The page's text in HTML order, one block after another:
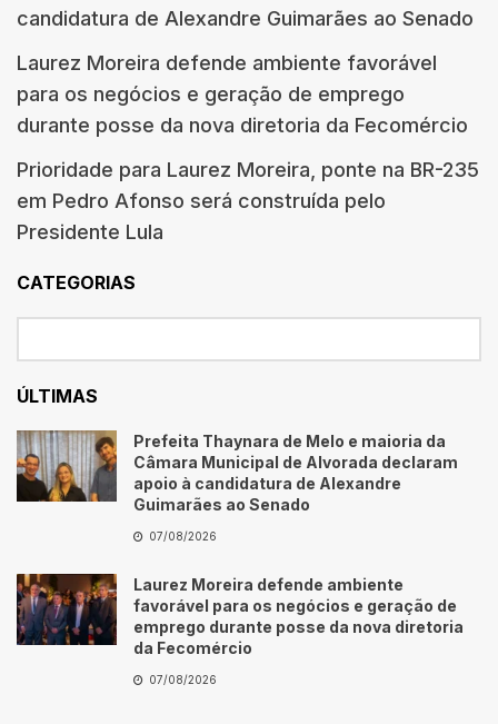
candidatura de Alexandre Guimarães ao Senado
Laurez Moreira defende ambiente favorável
para os negócios e geração de emprego
durante posse da nova diretoria da Fecomércio
Prioridade para Laurez Moreira, ponte na BR-235
em Pedro Afonso será construída pelo
Presidente Lula
CATEGORIAS
ÚLTIMAS
Prefeita Thaynara de Melo e maioria da
Câmara Municipal de Alvorada declaram
apoio à candidatura de Alexandre
Guimarães ao Senado
07/08/2026
Laurez Moreira defende ambiente
favorável para os negócios e geração de
emprego durante posse da nova diretoria
da Fecomércio
07/08/2026